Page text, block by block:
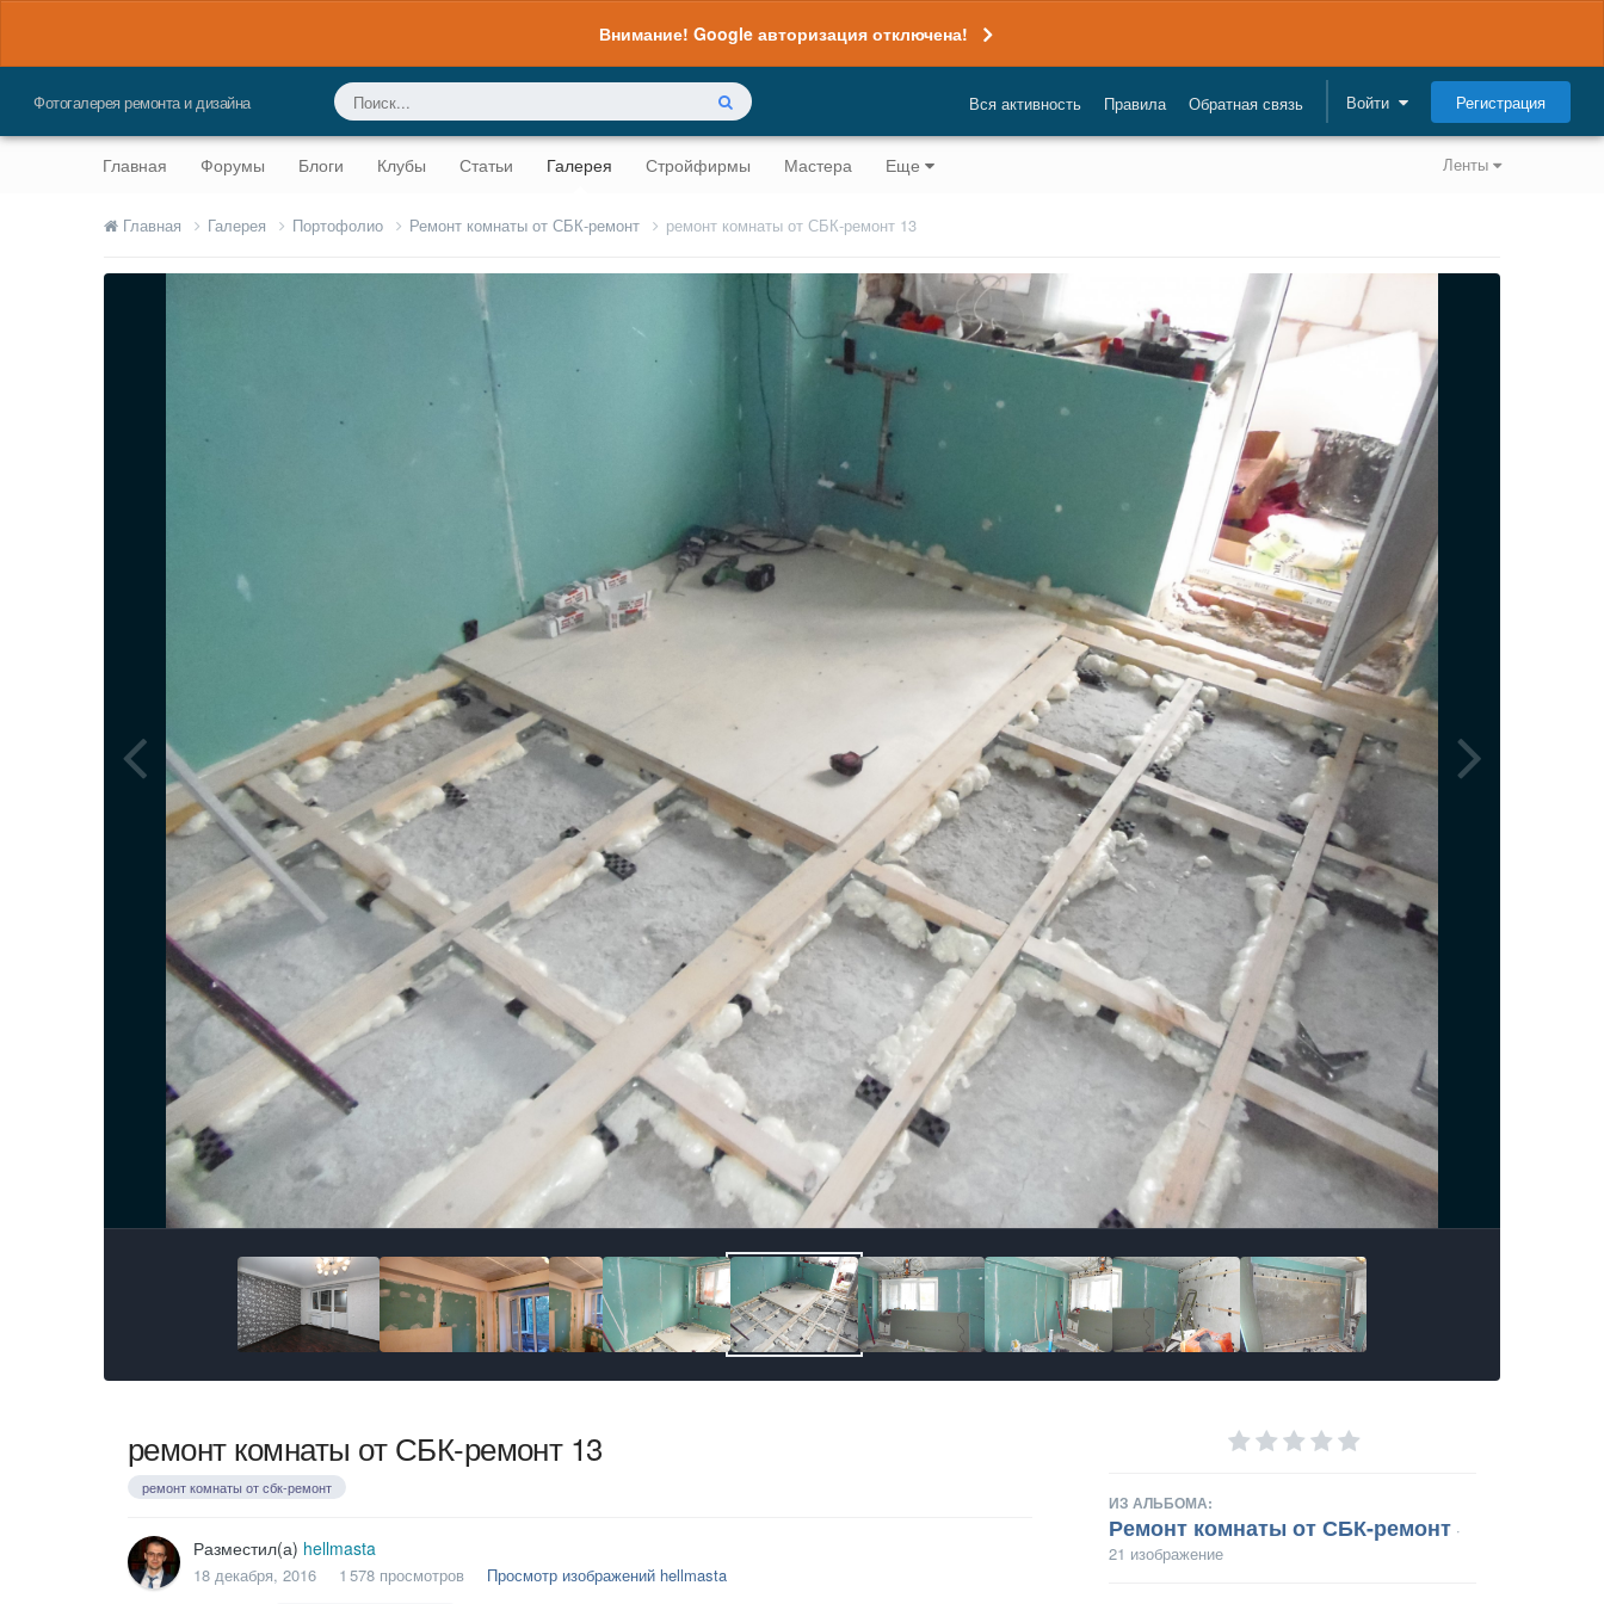
Внимание! Google авторизация отключена!
Фотогалерея ремонта и дизайна Вся активность Правила Обратная связь Войти Регистрация
Ленты
Главная Форумы Блоги Клубы Статьи Галерея Стройфирмы Мастера Еще
Главная Галерея Портофолио Ремонт комнаты от СБК-ремонт ремонт комнаты от СБК-ремонт 13
ремонт комнаты от СБК-ремонт 13
ремонт комнаты от сбк-ремонт
Разместил(а) hellmasta
18 декабря, 2016 1 578 просмотров Просмотр изображений hellmasta
ИЗ АЛЬБОМА:
Ремонт комнаты от СБК-ремонт ·
21 изображение